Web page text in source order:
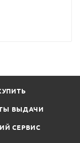
ВЫДАЧИ
СЕРВИС